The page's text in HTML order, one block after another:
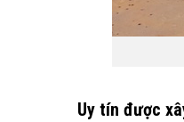
Uy tín được